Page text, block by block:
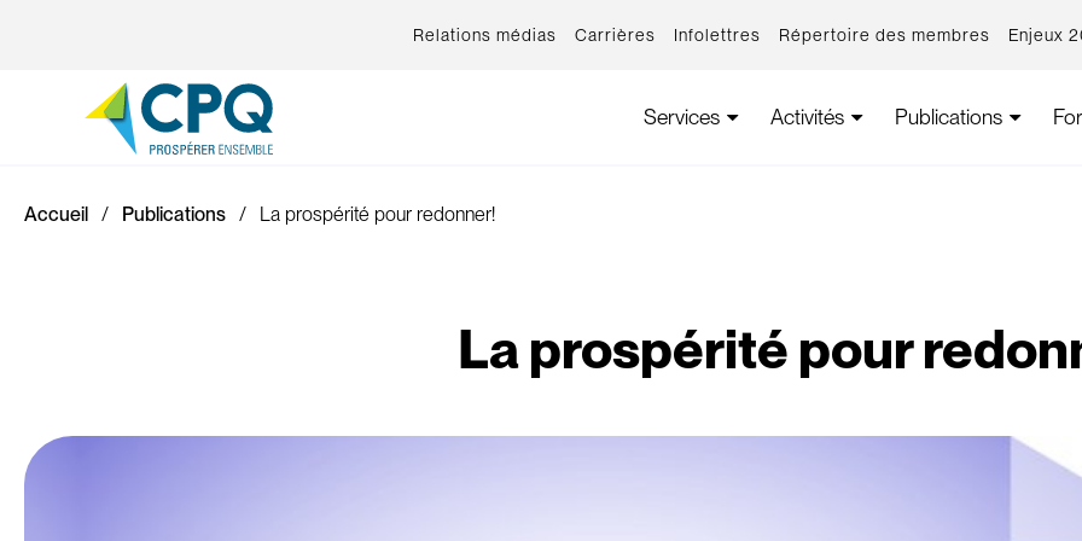
Relations médias Carrières Infolettres Répertoire des membres Enjeux
Services Activités Publications
Accueil Publications La prospérité pour redonner!
La prospérité pour